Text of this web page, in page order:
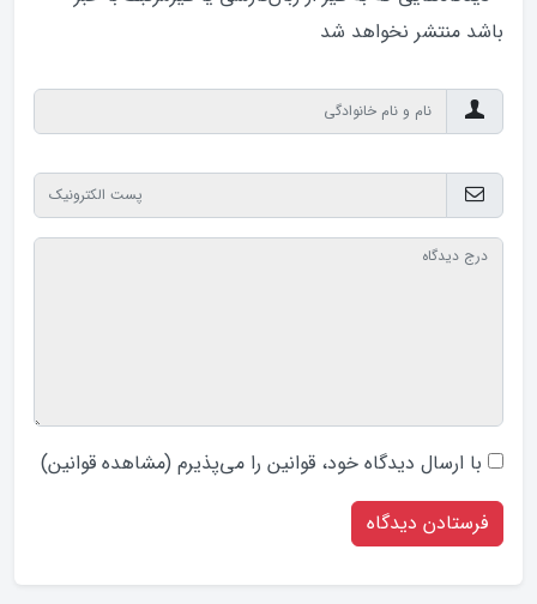
باشد منتشر نخواهد‌ شد
با ارسال دیدگاه‌ خود، قوانین را می‌پذیرم (مشاهده قوانین)